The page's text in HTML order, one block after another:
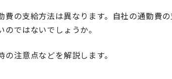
の支給方法は異なります。自社の通勤費
ではないでしょうか。
注意点などを解説します。